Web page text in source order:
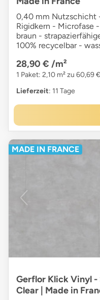
0,40 mm Nutzschicht
Rigidkern - Microfase
braun -
100% recycelbar -
28,90 € /m²
1 Paket: 2,10 m² zu 60,69 €
Lieferzeit: 11 Tage
MADE IN FRANCE
Gerflor Klick Vinyl -
Clear | Made in